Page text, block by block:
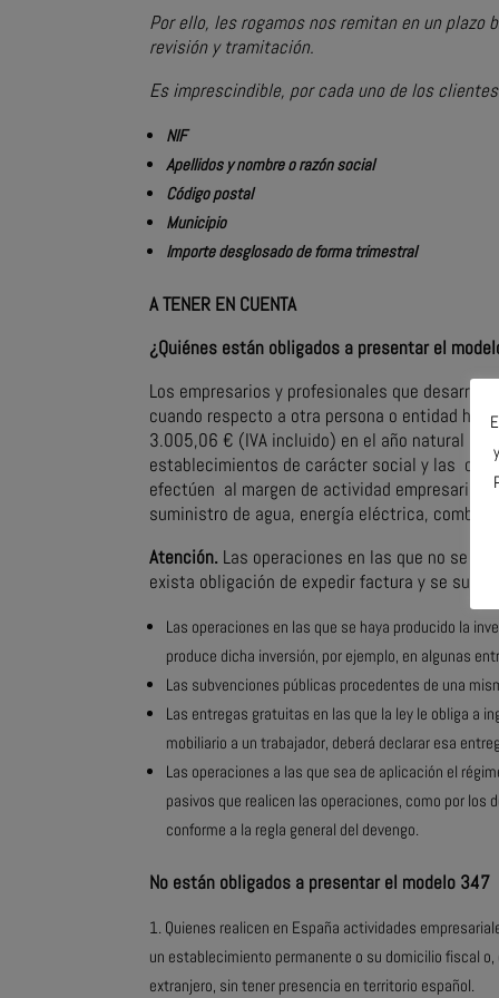
Por ello, les rogamos nos remitan en un plazo
revisión y tramitación.
Es imprescindible, por cada uno de los
NIF
Apellidos y nombre o razón social
Código postal
Municipio
Importe desglosado de forma trimestral
A TENER EN CUENTA
¿Quiénes están obligados a presentar el
Los empresarios y profesionales que
cuando respecto a otra persona o entidad
3.005,06 € (IVA incluido) en el año natural al
establecimientos de carácter social y las
efectúen al margen de actividad empresarial
suministro de agua, energía eléctrica,
Atención. Las operaciones en las que no se
exista obligación de expedir factura y se
Las operaciones en las que se haya producido la
produce dicha inversión, por ejemplo, en algunas
Las subvenciones públicas procedentes de una
Las entregas gratuitas en las que la ley le obliga a
mobiliario a un trabajador, deberá declarar esa
Las operaciones a las que sea de aplicación el
pasivos que realicen las operaciones, como por
conforme a la regla general del devengo.
No están obligados a presentar el modelo 347
Quienes realicen en España actividades
un establecimiento permanente o su domicilio fiscal
extranjero, sin tener presencia en territorio español.